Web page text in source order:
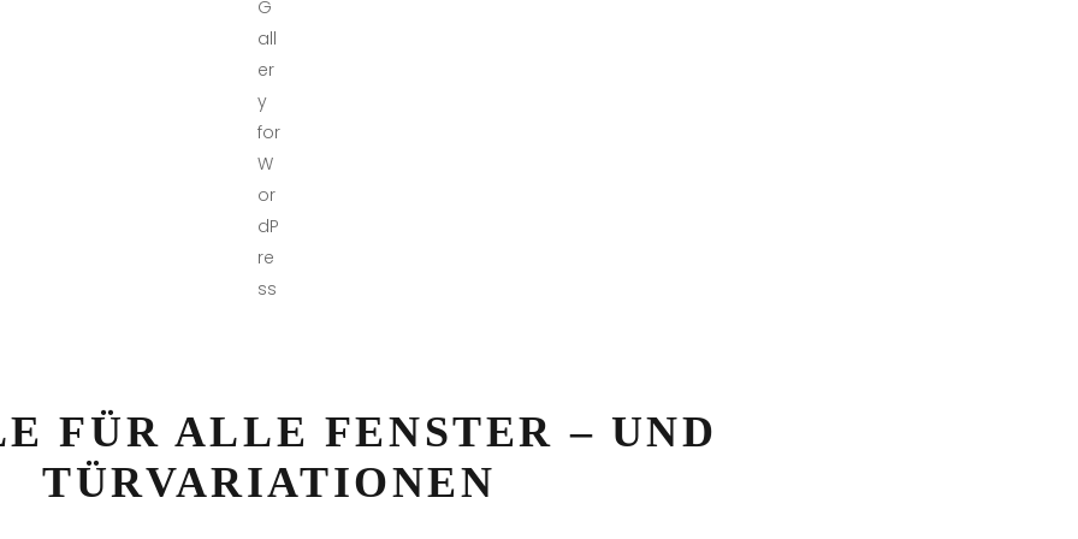
FÜR ALLE FENSTER – UND
TÜRVARIATIONEN